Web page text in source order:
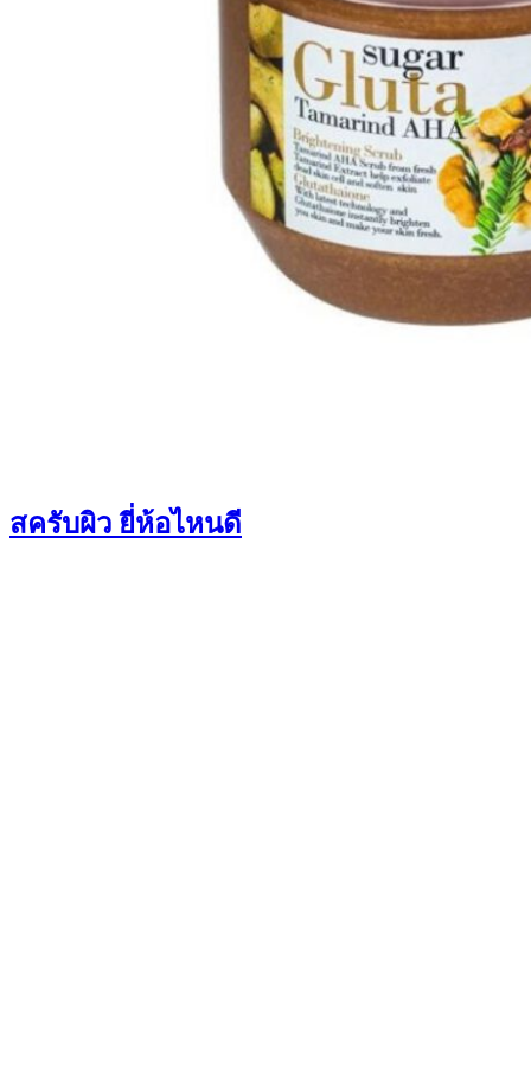
สครับผิว ยี่ห้อไหนดี